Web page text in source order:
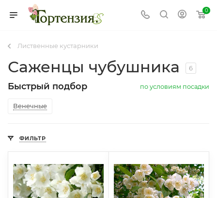
0
Лиственные кустарники
Саженцы чубушника 6
Быстрый подбор по условиям посадки
Венечные
ФИЛЬТР